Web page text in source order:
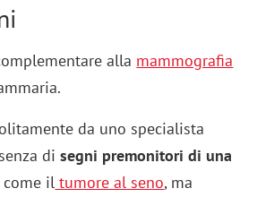
alla mammografia
da uno specialista
disegni premonitori di una
come il tumore al seno, ma